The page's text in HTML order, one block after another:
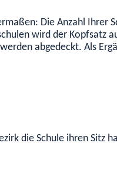
Die Anzahl Ihrer
wird der Kopfsatz
abgedeckt. Als
die Schule ihren Sitz